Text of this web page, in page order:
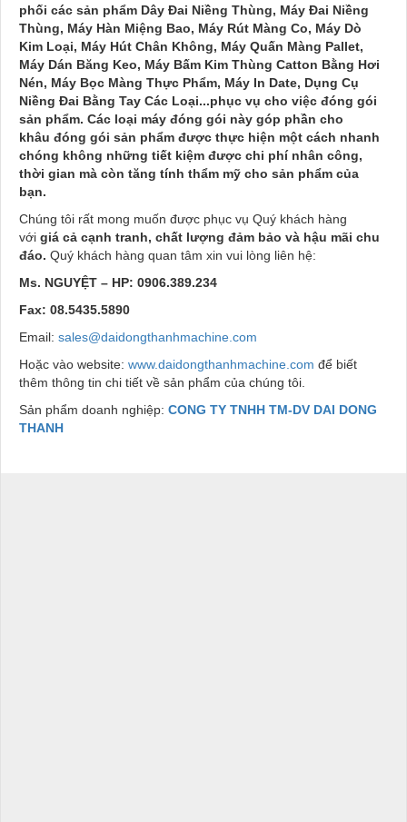
phối các sản phẩm Dây Đai Niềng Thùng, Máy Đai Niềng
Thùng, Máy Hàn Miệng Bao, Máy Rút Màng Co, Máy Dò
Kim Loại, Máy Hút Chân Không, Máy Quấn Màng Pallet,
Máy Dán Băng Keo, Máy Bấm Kim Thùng Catton Bằng Hơi
Nén, Máy Bọc Màng Thực Phẩm, Máy In Date, Dụng Cụ
Niềng Đai Bằng Tay Các Loại...phục vụ cho việc đóng gói
sản phẩm. Các loại máy đóng gói này góp phần cho
khâu đóng gói sản phẩm được thực hiện một cách nhanh
chóng không những tiết kiệm được chi phí nhân công,
thời gian mà còn tăng tính thẩm mỹ cho sản phẩm của
bạn.
Chúng tôi rất mong muốn được phục vụ Quý khách hàng
với giá cả cạnh tranh, chất lượng đảm bảo và hậu mãi chu
đáo. Quý khách hàng quan tâm xin vui lòng liên hệ:
Ms. NGUYỆT – HP: 0906.389.234
Fax: 08.5435.5890
Email: sales@daidongthanhmachine.com
Hoặc vào website: www.daidongthanhmachine.com để biết
thêm thông tin chi tiết về sản phẩm của chúng tôi.
Sản phẩm doanh nghiệp: CONG TY TNHH TM-DV DAI DONG
THANH